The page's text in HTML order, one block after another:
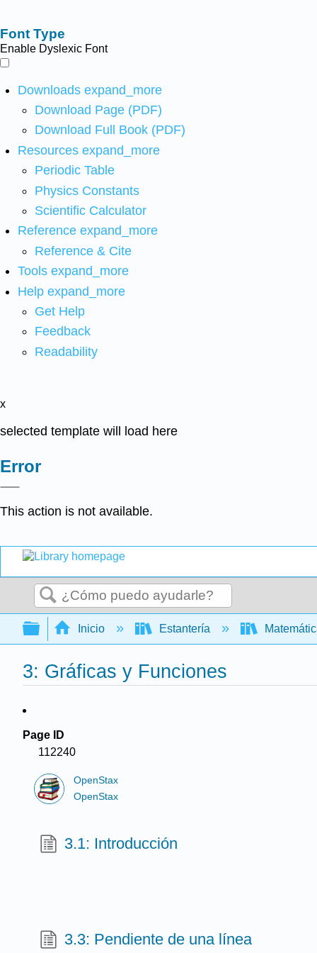
Font Type
Enable Dyslexic Font
Downloads expand_more
Download Page (PDF)
Download Full Book (PDF)
Resources expand_more
Periodic Table
Physics Constants
Scientific Calculator
Reference expand_more
Reference & Cite
Tools expand_more
Help expand_more
Get Help
Feedback
Readability
x
selected template will load here
Error
This action is not available.
Buscar
Expandir/contraer jerarquía global
Inicio Estantería
3: Gráficas y Funciones
Page ID
112240
OpenStax
OpenStax
3.1: Introducción
3.3: Pendiente de una línea